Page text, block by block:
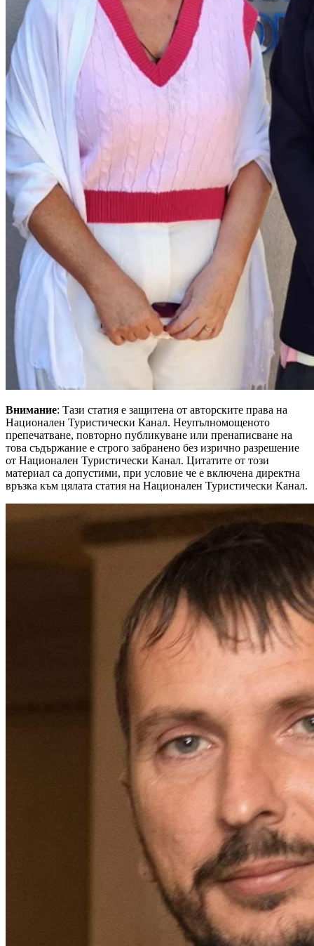
Внимание: Тази статия е защитена от авторските права на
Национален Туристически Канал. Неупълномощеното
препечатване, повторно публикуване или пренаписване на
това съдържание е строго забранено без изрично разрешение
от Национален Туристически Канал. Цитатите от този
материал са допустими, при условие че е включена директна
връзка към цялата статия на Национален Туристически Канал.